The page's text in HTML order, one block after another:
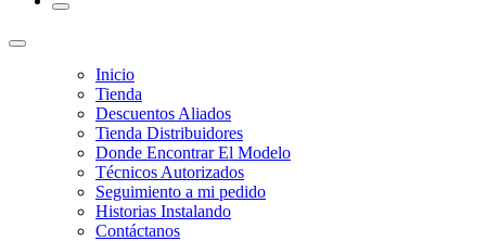
Inicio
Tienda
Descuentos Aliados
Tienda Distribuidores
Donde Encontrar El Modelo
Técnicos Autorizados
Seguimiento a mi pedido
Historias Instalando
Contáctanos